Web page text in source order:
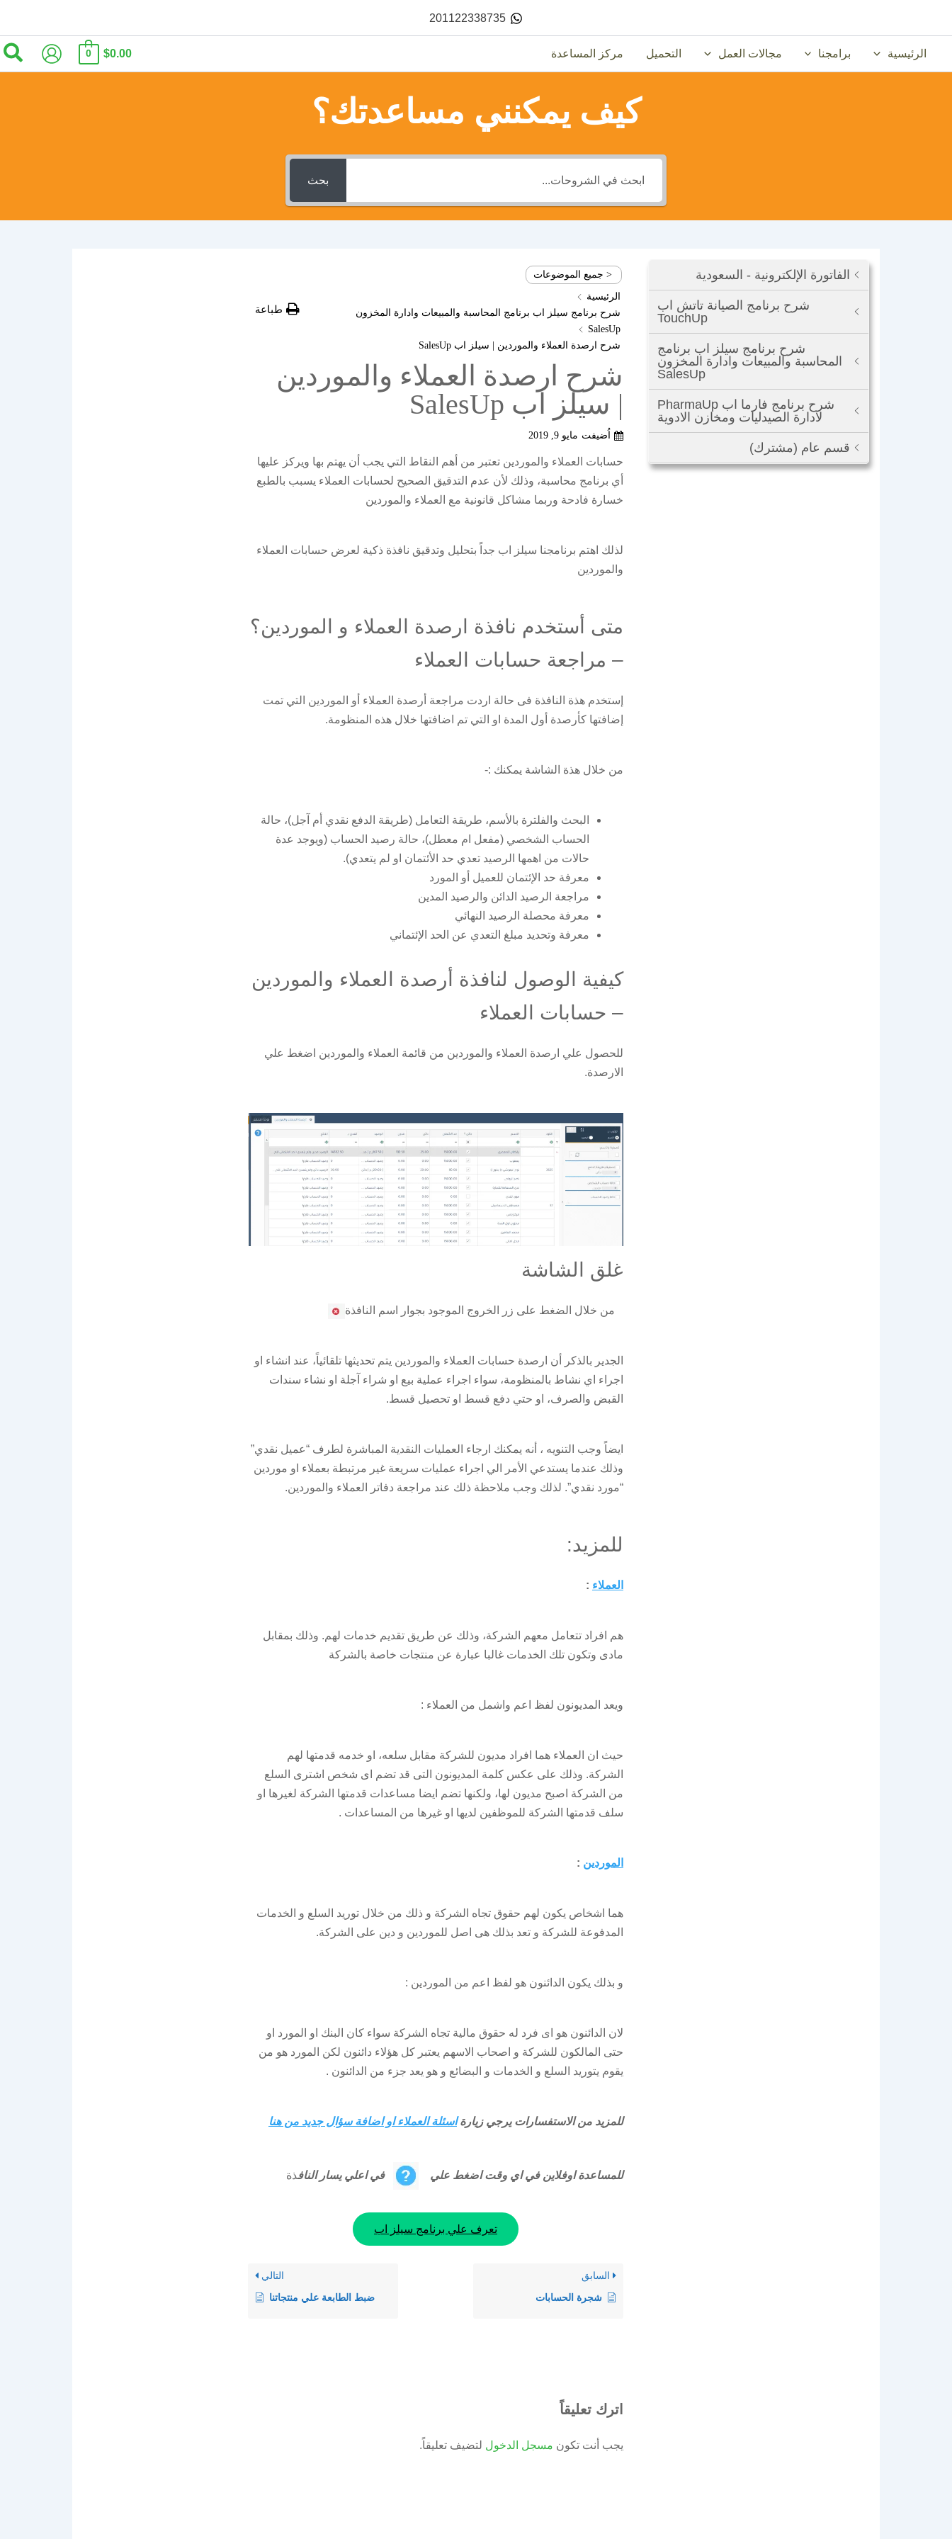
201122338735
الرئيسية برامجنا مجالات العمل التحميل مركز المساعدة $0.00
0
كيف يمكنني مساعدتك؟
بحث
الفاتورة الإلكترونية - السعودية
شرح برنامج الصيانة تاتش اب
TouchUp
شرح برنامج سيلز اب برنامج
المحاسبة والمبيعات وادارة المخزون
SalesUp
شرح برنامج فارما اب PharmaUp
لادارة الصيدليات ومخازن الادوية
قسم عام (مشترك)
< جميع الموضوعات
الرئيسية
شرح برنامج سيلز اب برنامج المحاسبة والمبيعات وادارة المخزون
SalesUp
شرح ارصدة العملاء والموردين | سيلز اب SalesUp
طباعة
شرح ارصدة العملاء والموردين
| سيلز اب SalesUp
اُضيفت مايو 9, 2019
حسابات العملاء والموردين تعتبر من أهم النقاط التي يجب أن يهتم بها ويركز عليها
أي برنامج محاسبة، وذلك لأن عدم التدقيق الصحيح لحسابات العملاء يسبب بالطبع
خسارة فادحة وربما مشاكل قانونية مع العملاء والموردين
لذلك اهتم برنامجنا سيلز اب جداً بتحليل وتدقيق نافذة ذكية لعرض حسابات العملاء
والموردين
متى أستخدم نافذة ارصدة العملاء و الموردين؟
– مراجعة حسابات العملاء
إستخدم هذة النافذة فى حالة اردت مراجعة أرصدة العملاء أو الموردين التي تمت
إضافتها كأرصدة أول المدة او التي تم اضافتها خلال هذه المنظومة.
من خلال هذة الشاشة يمكنك :-
البحث والفلترة بالأسم، طريقة التعامل (طريقة الدفع نقدي أم آجل)، حالة
الحساب الشخصي (مفعل ام معطل)، حالة رصيد الحساب (ويوجد عدة
حالات من اهمها الرصيد تعدي حد الأئتمان او لم يتعدي).
معرفة حد الإئتمان للعميل أو المورد
مراجعة الرصيد الدائن والرصيد المدين
معرفة محصلة الرصيد النهائي
معرفة وتحديد مبلغ التعدي عن الحد الإئتماني
كيفية الوصول لنافذة أرصدة العملاء والموردين
– حسابات العملاء
للحصول علي ارصدة العملاء والموردين من قائمة العملاء والموردين اضغط علي
الارصدة.
غلق الشاشة
من خلال الضغط على زر الخروج الموجود بجوار اسم النافذة
الجدير بالذكر أن ارصدة حسابات العملاء والموردين يتم تحديثها تلقائياً، عند انشاء او
اجراء اي نشاط بالمنظومة، سواء اجراء عملية بيع او شراء آجلة او نشاء سندات
القبض والصرف، او حتي دفع قسط او تحصيل قسط.
ايضاً وجب التنويه ، أنه يمكنك ارجاء العمليات النقدية المباشرة لطرف “عميل نقدي”
وذلك عندما يستدعي الأمر الي اجراء عمليات سريعة غير مرتبطة بعملاء او موردين
“مورد نقدي”. لذلك وجب ملاحظة ذلك عند مراجعة دفاتر العملاء والموردين.
للمزيد:
العملاء :
هم افراد تتعامل معهم الشركة، وذلك عن طريق تقديم خدمات لهم. وذلك بمقابل
مادى وتكون تلك الخدمات غالبا عبارة عن منتجات خاصة بالشركة
ويعد المديونون لفظ اعم واشمل من العملاء :
حيث ان العملاء هما افراد مديون للشركة مقابل سلعه، او خدمه قدمتها لهم
الشركة. وذلك على عكس كلمة المديونون التى قد تضم اى شخص اشترى السلع
من الشركة اصبح مديون لها، ولكنها تضم ايضا مساعدات قدمتها الشركة لغيرها او
سلف قدمتها الشركة للموظفين لديها او غيرها من المساعدات .
الموردين :
هما اشخاص يكون لهم حقوق تجاه الشركة و ذلك من خلال توريد السلع و الخدمات
المدفوعة للشركة و تعد بذلك هى اصل للموردين و دين على الشركة.
و بذلك يكون الدائنون هو لفظ اعم من الموردين :
لان الدائنون هو اى فرد له حقوق مالية تجاه الشركة سواء كان البنك او المورد او
حتى المالكون للشركة و اصحاب الاسهم يعتبر كل هؤلاء دائنون لكن المورد هو من
يقوم يتوريد السلع و الخدمات و البضائع و هو يعد جزء من الدائنون .
للمزيد من الاستفسارات يرجي زيارةاسئلة العملاء او اضافة سؤال جديد من هنا
للمساعدة اوفلاين في اي وقت اضغط علي في اعلي يسار النافذة
تعرف علي برنامج سيلز اب
السابق
شجرة الحسابات
التالي
ضبط الطابعة علي منتجاتنا
اترك تعليقاً
يجب أنت تكون مسجل الدخول لتضيف تعليقاً.